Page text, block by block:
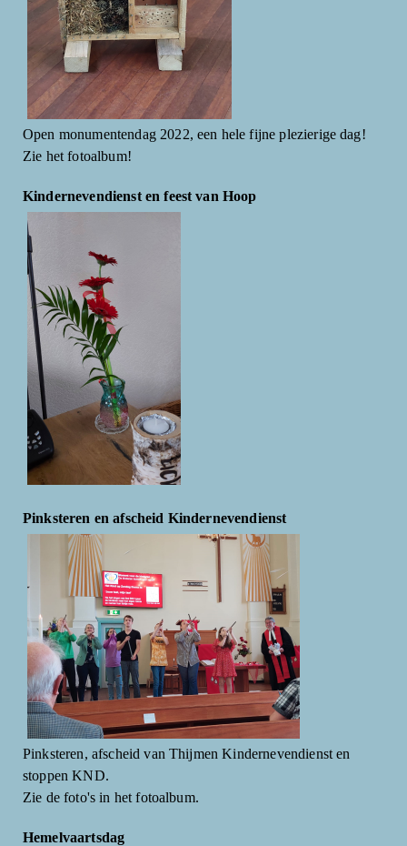
Open monumentendag 2022, een hele fijne plezierige dag!
Zie het fotoalbum!
Kindernevendienst en feest van Hoop
Pinksteren en afscheid Kindernevendienst
Pinksteren, afscheid van Thijmen Kindernevendienst en
stoppen KND.
Zie de foto's in het fotoalbum.
Hemelvaartsdag